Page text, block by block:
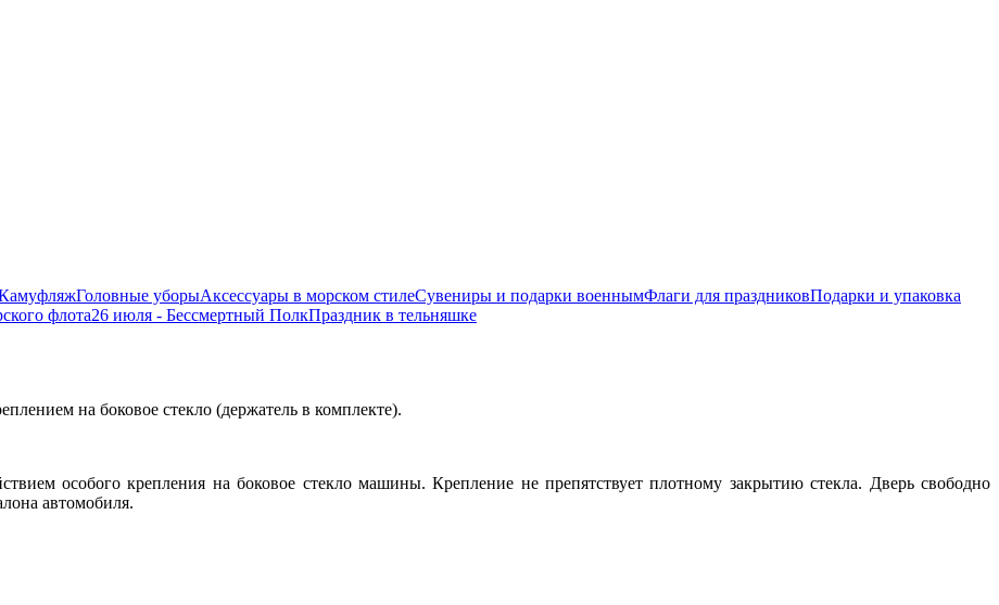
Головные уборыАксессуары в морском стилеСувениры и подарки военнымФлаги для праздниковПодарки и упаковка
флота26 июля - Бессмертный ПолкПраздник в тельняшке
на боковое стекло (держатель в комплекте).
особого крепления на боковое стекло машины. Крепление не препятствует плотному закрытию стекла. Дверь свободно
автомобиля.